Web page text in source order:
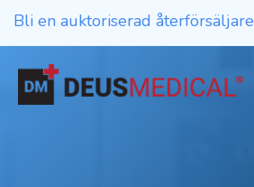
Bli en auktoriserad återförsäljare